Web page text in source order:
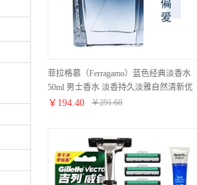
菲拉格慕（Ferragamo）蓝色经典淡香水
50ml 男士香水 淡香持久淡雅自然清新优
雅留香男 意大利品牌进口
￥ 194.40 ￥291.60